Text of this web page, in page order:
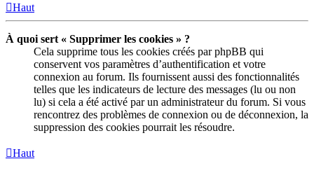
Haut
À quoi sert « Supprimer les cookies » ?
Cela supprime tous les cookies créés par phpBB qui
conservent vos paramètres d’authentification et votre
connexion au forum. Ils fournissent aussi des fonctionnalités
telles que les indicateurs de lecture des messages (lu ou non
lu) si cela a été activé par un administrateur du forum. Si vous
rencontrez des problèmes de connexion ou de déconnexion, la
suppression des cookies pourrait les résoudre.
Haut